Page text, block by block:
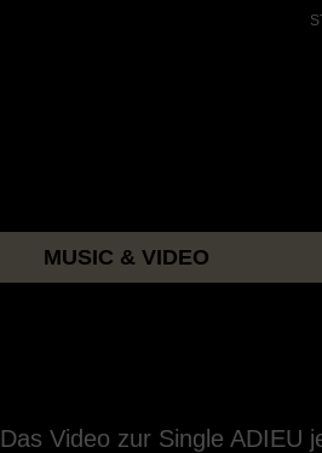
MUSIC & VIDEO
Das Video zur Single ADIEU